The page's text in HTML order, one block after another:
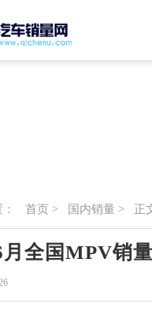
首页 > 国内销量 > 正
月全国MPV销